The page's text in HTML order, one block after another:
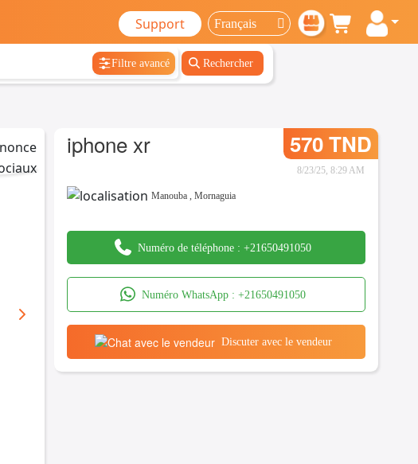
Support
Filtre avancé Rechercher
iphone xr 570 TND
8/23/25, 8:29 AM
Manouba ,Mornaguia
Numéro de téléphone :+21650491050
Numéro WhatsApp : +21650491050
Discuter avec le vendeur